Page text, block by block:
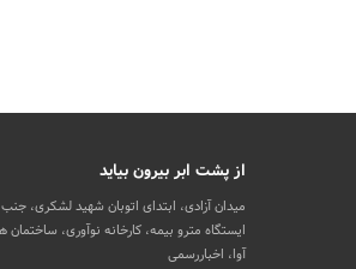
از پشت ابر بیرون بیاید
میدان آزادی، ابتدای اتوبان شهید لشکری، جنب
ایستگاه مترو بیمه، کارخانه نوآوری، ساختمان
آوا، اخباررسمی